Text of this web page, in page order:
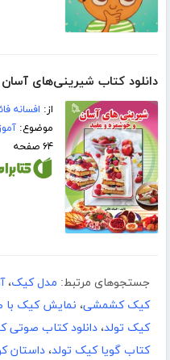
دانلود کتاب شیرینی‌های
از: افسانه
موضوع:
۶۴ صفحه
جستجوهای مرتبط: مدل کیک،
کیک کشمشی، نمایش کیک با
کیک تولد، دانلود کتاب صوتی
کتاب گویا کیک تولد، داستان